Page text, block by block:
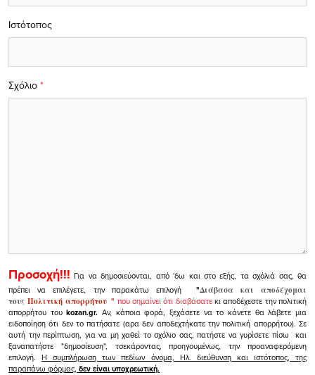
Σχόλιο *
Ιστότοπος
Προσοχή!!! Για να δημοσιεύονται, από 'δω και στο εξής, τα σχόλιά σας, θα
πρέπει να επιλέγετε, την παρακάτω επιλογή
"Διάβασα και αποδέχομαι
τουςΠολιτική απορρήτου" που σημαίνει ότι διαβάσατεκι αποδέχεστε την πολιτική
απορρήτου τουkozan.gr. Αν, κάποια φορά, ξεχάσετε να το κάνετε θα λάβετε μια
ειδοποίηση ότι δεν το πατήσατε (αρα δεν αποδεχτήκατε την πολιτική απορρήτου). Σε
αυτή την περίπτωση, για να μη χαθεί το σχόλιο σας, πατήστε να γυρίσετε πίσω και
ξαναπατήστε "δημοσίευση", τσεκάροντας, προηγουμένως, την προαναφερόμενη
επιλογή.Η συμπλήρωση των πεδίων όνομα, Ηλ. διεύθυνση και ιστότοπος, της
παραπάνω φόρμας, δεν είναι υποχρεωτική.